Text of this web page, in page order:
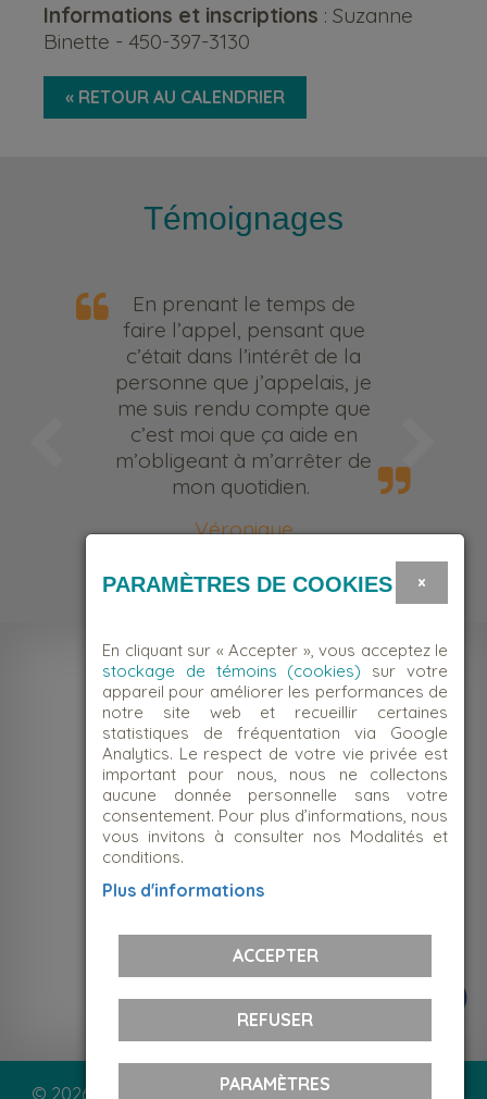
Informations et inscriptions : Suzanne
Binette - 450-397-3130
« RETOUR AU CALENDRIER
Témoignages
En prenant le temps de
faire l’appel, pensant que
c’était dans l’intérêt de la
personne que j’appelais, je
me suis rendu compte que
c’est moi que ça aide en
m’obligeant à m’arrêter de
mon quotidien.
Véronique
NOUS JOINDRE
Suivez-nous!
© 2026 Le Centre d'action bénévole Montcalm | Tous
×
PARAMÈTRES DE COOKIES
En cliquant sur « Accepter », vous acceptez le
stockage de témoins (cookies) sur votre
appareil pour améliorer les performances de
notre site web et recueillir certaines
statistiques de fréquentation via Google
Analytics. Le respect de votre vie privée est
important pour nous, nous ne collectons
aucune donnée personnelle sans votre
consentement. Pour plus d’informations, nous
vous invitons à consulter nos Modalités et
conditions.
Plus d'informations
ACCEPTER
REFUSER
PARAMÈTRES